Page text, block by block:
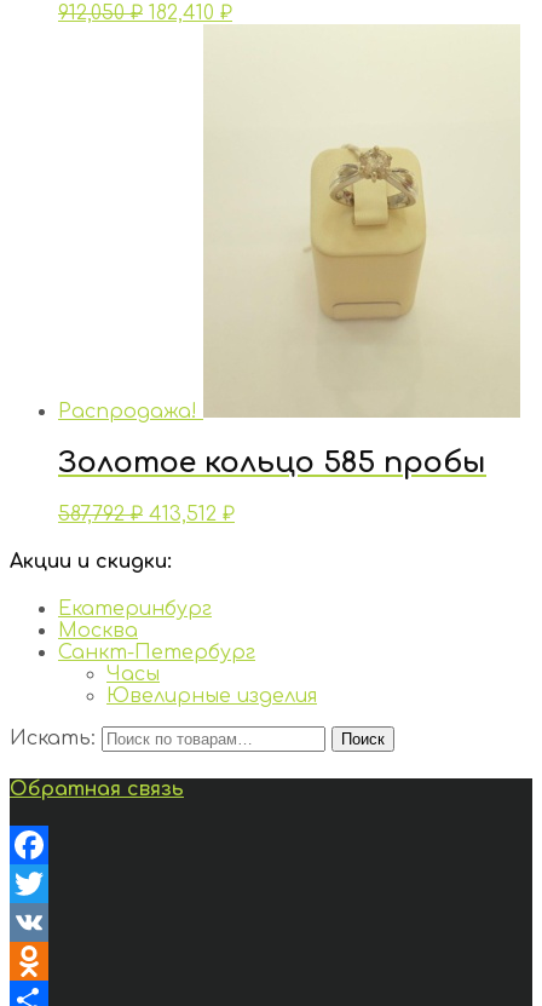
912,050₽ 182,410 ₽
Распродажа!
Золотое кольцо 585 пробы
587,792₽ 413,512 ₽
Акции и скидки:
Екатеринбург
Москва
Санкт-Петербург
Часы
Ювелирные изделия
Искать:
Поиск
Обратная связь
Facebook
Twitter
VK
Odnoklassniki